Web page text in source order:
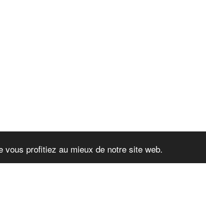
profitiez au mieux de notre site web.